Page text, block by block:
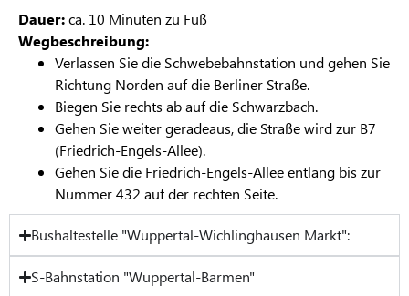
Dauer:ca. 10 Minuten zu Fuß
Wegbeschreibung:
Verlassen Sie die Schwebebahnstation und gehen Sie
Richtung Norden auf die Berliner Straße.
Biegen Sie rechts ab auf die Schwarzbach.
Gehen Sie weiter geradeaus, die Straße wird zur B7
(Friedrich-Engels-Allee).
Gehen Sie die Friedrich-Engels-Allee entlang bis zur
Nummer 432 auf der rechten Seite.
Bushaltestelle "Wuppertal-Wichlinghausen Markt":
S-Bahnstation "Wuppertal-Barmen"